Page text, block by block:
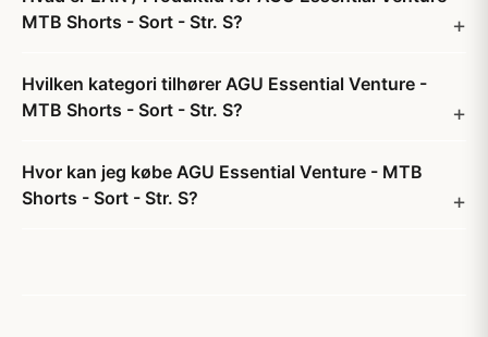
MTB Shorts - Sort - Str. S?
Hvilken kategori tilhører AGU Essential Venture -
MTB Shorts - Sort - Str. S?
Hvor kan jeg købe AGU Essential Venture - MTB
Shorts - Sort - Str. S?